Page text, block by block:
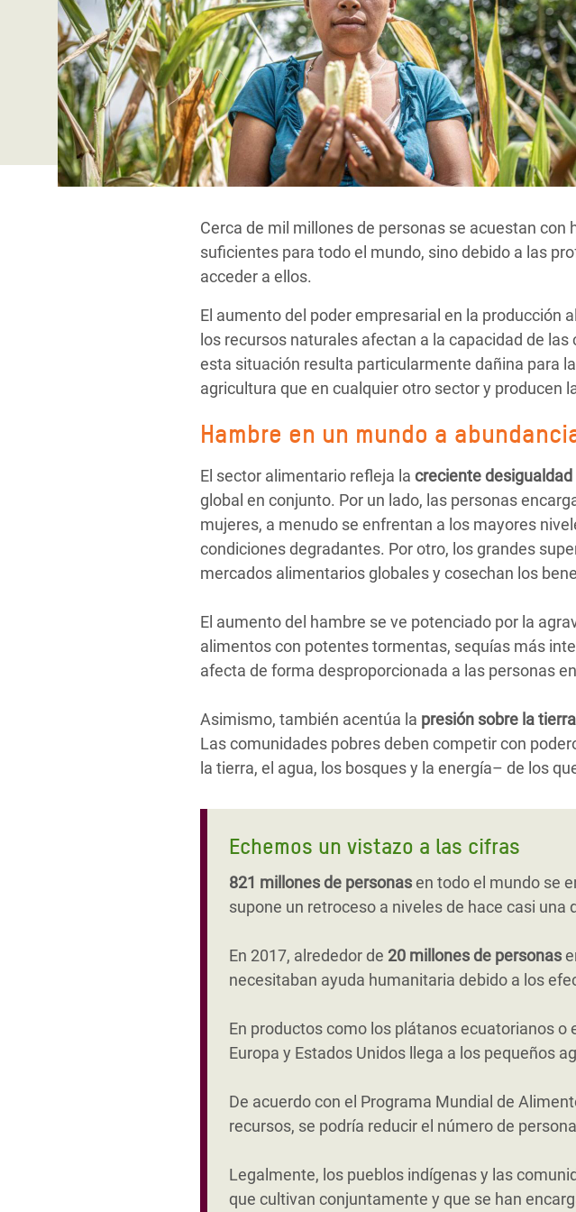
Conflictos y Desastres
Desigualdad Extrema y
Servicios Sociales Básicos
Inequality and Rights in a
Digital Age
Crisis Climática y Alimentaria
en África Oriental
Crisis de Personas Refugiadas
en Sudán del Sur
Crisis de Refugiados Rohinyá
en Bangladesh
Crisis en Yemen
#ActuaPorElClima
Erradiquemos el Sufrimiento Humano que
se Oculta tras los Alimentos
¡Basta! Acabemos con las violencias contra
mujeres y niñas
ayuda
a
la
navegación
Cerca de mil millones de personas se acuestan
suficientes para todo el mundo, sino debido a las
acceder a ellos.
El aumento del poder empresarial en la producción
los recursos naturales afectan a la capacidad de
esta situación resulta particularmente dañina para
agricultura que en cualquier otro sector y producen
Hambre en un mundo a
El sector alimentario refleja la creciente
global en conjunto. Por un lado, las personas
mujeres, a menudo se enfrentan a los mayores
condiciones degradantes. Por otro, los grandes
mercados alimentarios globales y cosechan los
El aumento del hambre se ve potenciado por la
alimentos con potentes tormentas, sequías más
afecta de forma desproporcionada a las personas
Asimismo, también acentúa la presión sobre la tierra
Las comunidades pobres deben competir con
la tierra, el agua, los bosques y la energía– de los
Echemos un vistazo a las cifras
821 millones de personasen todo el mundo se
supone un retroceso a niveles de hace casi una
En 2017, alrededor de 20 millones de personas
necesitaban ayuda humanitaria debido a los
En productos como los plátanos ecuatorianos o
Europa y Estados Unidos llega a los pequeños
De acuerdo con el Programa Mundial de
recursos, se podría reducir el número de
Legalmente, los pueblos indígenas y las
que cultivan conjuntamente y que se han